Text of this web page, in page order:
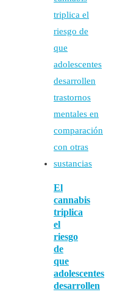
El
cannabis
triplica
el
riesgo
de
que
adolescentes
desarrollen